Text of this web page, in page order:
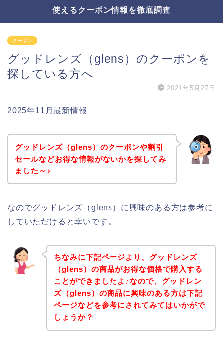
使えるクーポン情報を徹底調査
クーポン
グッドレンズ（glens）のクーポンを
探している方へ
2021年5月27日
2025年11月最新情報
グッドレンズ（glens）のクーポンや割引
セールなどお得な情報がないかを探してみ
ました～♪
なのでグッドレンズ（glens）に興味のある方は参考に
していただけると幸いです。
ちなみに下記ページより、グッドレンズ
（glens）の商品がお得な価格で購入する
ことができましたよ♪なので、グッドレン
ズ（glens）の商品に興味のある方は下記
ページなどを参考にされてみてはいかがで
しょうか？